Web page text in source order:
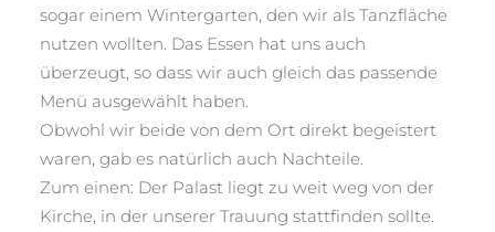
sogar einem Wintergarten, den wir als Tanzfläche
nutzen wollten. Das Essen hat uns auch
überzeugt, so dass wir auch gleich das passende
Menü ausgewählt haben.
Obwohl wir beide von dem Ort direkt begeistert
waren, gab es natürlich auch Nachteile.
Zum einen: Der Palast liegt zu weit weg von der
Kirche, in der unserer Trauung stattfinden sollte.